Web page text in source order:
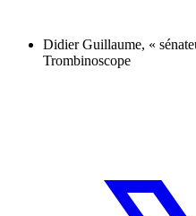
Didier Guillaume, «
Trombinoscope